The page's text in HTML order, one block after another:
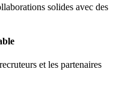
solides avec des
et les partenaires